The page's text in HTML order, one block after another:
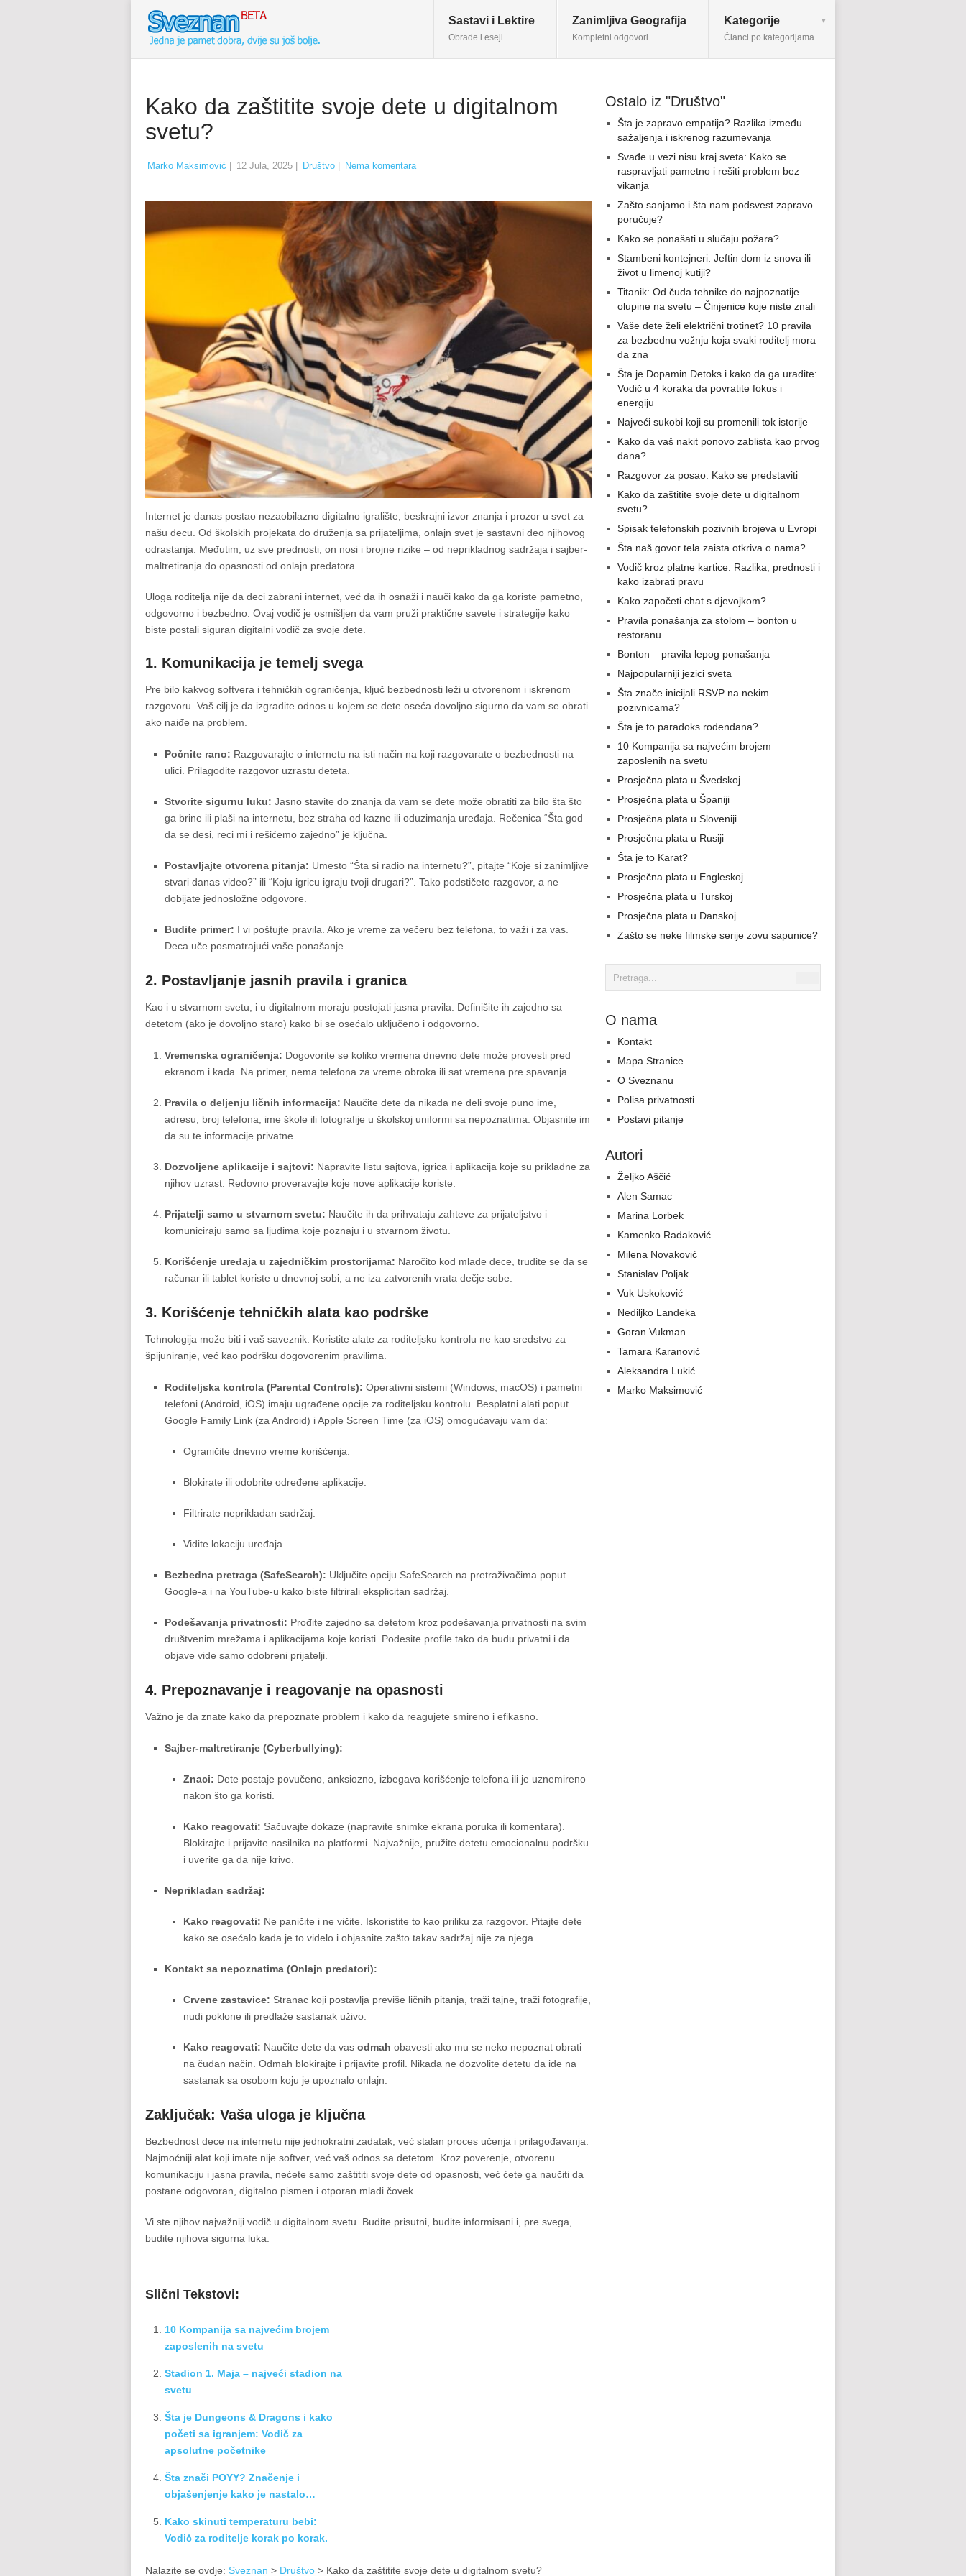
Sastavi i Lektire
Obrade i eseji
Zanimljiva Geografija
Kompletni odgovori
Kategorije
Članci po kategorijama
Kako da zaštitite svoje dete u digitalnom
svetu?
Marko Maksimović 12 Jula, 2025 Društvo Nema komentara
Internet je danas postao nezaobilazno digitalno igralište, beskrajni izvor znanja i prozor u svet za
našu decu. Od školskih projekata do druženja sa prijateljima, onlajn svet je sastavni deo njihovog
odrastanja. Međutim, uz sve prednosti, on nosi i brojne rizike – od neprikladnog sadržaja i sajber-
maltretiranja do opasnosti od onlajn predatora.
Uloga roditelja nije da deci zabrani internet, već da ih osnaži i nauči kako da ga koriste pametno,
odgovorno i bezbedno. Ovaj vodič je osmišljen da vam pruži praktične savete i strategije kako
biste postali siguran digitalni vodič za svoje dete.
1. Komunikacija je temelj svega
Pre bilo kakvog softvera i tehničkih ograničenja, ključ bezbednosti leži u otvorenom i iskrenom
razgovoru. Vaš cilj je da izgradite odnos u kojem se dete oseća dovoljno sigurno da vam se obrati
ako naiđe na problem.
Počnite rano: Razgovarajte o internetu na isti način na koji razgovarate o bezbednosti na
ulici. Prilagodite razgovor uzrastu deteta.
Stvorite sigurnu luku: Jasno stavite do znanja da vam se dete može obratiti za bilo šta što
ga brine ili plaši na internetu, bez straha od kazne ili oduzimanja uređaja. Rečenica “Šta god
da se desi, reci mi i rešićemo zajedno” je ključna.
Postavljajte otvorena pitanja: Umesto “Šta si radio na internetu?”, pitajte “Koje si zanimljive
stvari danas video?” ili “Koju igricu igraju tvoji drugari?”. Tako podstičete razgovor, a ne
dobijate jednosložne odgovore.
Budite primer: I vi poštujte pravila. Ako je vreme za večeru bez telefona, to važi i za vas.
Deca uče posmatrajući vaše ponašanje.
2. Postavljanje jasnih pravila i granica
Kao i u stvarnom svetu, i u digitalnom moraju postojati jasna pravila. Definišite ih zajedno sa
detetom (ako je dovoljno staro) kako bi se osećalo uključeno i odgovorno.
Vremenska ograničenja: Dogovorite se koliko vremena dnevno dete može provesti pred
ekranom i kada. Na primer, nema telefona za vreme obroka ili sat vremena pre spavanja.
Pravila o deljenju ličnih informacija: Naučite dete da nikada ne deli svoje puno ime,
adresu, broj telefona, ime škole ili fotografije u školskoj uniformi sa nepoznatima. Objasnite im
da su te informacije privatne.
Dozvoljene aplikacije i sajtovi: Napravite listu sajtova, igrica i aplikacija koje su prikladne za
njihov uzrast. Redovno proveravajte koje nove aplikacije koriste.
Prijatelji samo u stvarnom svetu: Naučite ih da prihvataju zahteve za prijateljstvo i
komuniciraju samo sa ljudima koje poznaju i u stvarnom životu.
Korišćenje uređaja u zajedničkim prostorijama: Naročito kod mlađe dece, trudite se da se
računar ili tablet koriste u dnevnoj sobi, a ne iza zatvorenih vrata dečje sobe.
3. Korišćenje tehničkih alata kao podrške
Tehnologija može biti i vaš saveznik. Koristite alate za roditeljsku kontrolu ne kao sredstvo za
špijuniranje, već kao podršku dogovorenim pravilima.
Roditeljska kontrola (Parental Controls): Operativni sistemi (Windows, macOS) i pametni
telefoni (Android, iOS) imaju ugrađene opcije za roditeljsku kontrolu. Besplatni alati poput
Google Family Link (za Android) i Apple Screen Time (za iOS) omogućavaju vam da:
Ograničite dnevno vreme korišćenja.
Blokirate ili odobrite određene aplikacije.
Filtrirate neprikladan sadržaj.
Vidite lokaciju uređaja.
Bezbedna pretraga (SafeSearch): Uključite opciju SafeSearch na pretraživačima poput
Google-a i na YouTube-u kako biste filtrirali eksplicitan sadržaj.
Podešavanja privatnosti: Prođite zajedno sa detetom kroz podešavanja privatnosti na svim
društvenim mrežama i aplikacijama koje koristi. Podesite profile tako da budu privatni i da
objave vide samo odobreni prijatelji.
4. Prepoznavanje i reagovanje na opasnosti
Važno je da znate kako da prepoznate problem i kako da reagujete smireno i efikasno.
Sajber-maltretiranje (Cyberbullying):
Znaci: Dete postaje povučeno, anksiozno, izbegava korišćenje telefona ili je uznemireno
nakon što ga koristi.
Kako reagovati: Sačuvajte dokaze (napravite snimke ekrana poruka ili komentara).
Blokirajte i prijavite nasilnika na platformi. Najvažnije, pružite detetu emocionalnu podršku
i uverite ga da nije krivo.
Neprikladan sadržaj:
Kako reagovati: Ne paničite i ne vičite. Iskoristite to kao priliku za razgovor. Pitajte dete
kako se osećalo kada je to videlo i objasnite zašto takav sadržaj nije za njega.
Kontakt sa nepoznatima (Onlajn predatori):
Crvene zastavice: Stranac koji postavlja previše ličnih pitanja, traži tajne, traži fotografije,
nudi poklone ili predlaže sastanak uživo.
Kako reagovati: Naučite dete da vasodmah obavesti ako mu se neko nepoznat obrati
na čudan način. Odmah blokirajte i prijavite profil. Nikada ne dozvolite detetu da ide na
sastanak sa osobom koju je upoznalo onlajn.
Zaključak: Vaša uloga je ključna
Bezbednost dece na internetu nije jednokratni zadatak, već stalan proces učenja i prilagođavanja.
Najmoćniji alat koji imate nije softver, već vaš odnos sa detetom. Kroz poverenje, otvorenu
komunikaciju i jasna pravila, nećete samo zaštititi svoje dete od opasnosti, već ćete ga naučiti da
postane odgovoran, digitalno pismen i otporan mladi čovek.
Vi ste njihov najvažniji vodič u digitalnom svetu. Budite prisutni, budite informisani i, pre svega,
budite njihova sigurna luka.
Slični Tekstovi:
10 Kompanija sa najvećim brojem
zaposlenih na svetu
Stadion 1. Maja – najveći stadion na
svetu
Šta je Dungeons & Dragons i kako
početi sa igranjem: Vodič za
apsolutne početnike
Šta znači POYY? Značenje i
objašenjenje kako je nastalo…
Kako skinuti temperaturu bebi:
Vodič za roditelje korak po korak.
Nalazite se ovdje: Sveznan > Društvo > Kako da zaštitite svoje dete u digitalnom svetu?
Ostalo iz "Društvo"
Šta je zapravo empatija? Razlika između
sažaljenja i iskrenog razumevanja
Svađe u vezi nisu kraj sveta: Kako se
raspravljati pametno i rešiti problem bez
vikanja
Zašto sanjamo i šta nam podsvest zapravo
poručuje?
Kako se ponašati u slučaju požara?
Stambeni kontejneri: Jeftin dom iz snova ili
život u limenoj kutiji?
Titanik: Od čuda tehnike do najpoznatije
olupine na svetu – Činjenice koje niste znali
Vaše dete želi električni trotinet? 10 pravila
za bezbednu vožnju koja svaki roditelj mora
da zna
Šta je Dopamin Detoks i kako da ga uradite:
Vodič u 4 koraka da povratite fokus i
energiju
Najveći sukobi koji su promenili tok istorije
Kako da vaš nakit ponovo zablista kao prvog
dana?
Razgovor za posao: Kako se predstaviti
Kako da zaštitite svoje dete u digitalnom
svetu?
Spisak telefonskih pozivnih brojeva u Evropi
Šta naš govor tela zaista otkriva o nama?
Vodič kroz platne kartice: Razlika, prednosti i
kako izabrati pravu
Kako započeti chat s djevojkom?
Pravila ponašanja za stolom – bonton u
restoranu
Bonton – pravila lepog ponašanja
Najpopularniji jezici sveta
Šta znače inicijali RSVP na nekim
pozivnicama?
Šta je to paradoks rođendana?
10 Kompanija sa najvećim brojem
zaposlenih na svetu
Prosječna plata u Švedskoj
Prosječna plata u Španiji
Prosječna plata u Sloveniji
Prosječna plata u Rusiji
Šta je to Karat?
Prosječna plata u Engleskoj
Prosječna plata u Turskoj
Prosječna plata u Danskoj
Zašto se neke filmske serije zovu sapunice?
O nama
Kontakt
Mapa Stranice
O Sveznanu
Polisa privatnosti
Postavi pitanje
Autori
Željko Aščić
Alen Samac
Marina Lorbek
Kamenko Radaković
Milena Novaković
Stanislav Poljak
Vuk Uskoković
Nediljko Landeka
Goran Vukman
Tamara Karanović
Aleksandra Lukić
Marko Maksimović